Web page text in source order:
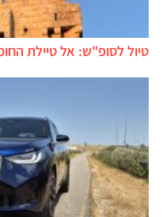
טיול לסופ"ש: אל טיילת